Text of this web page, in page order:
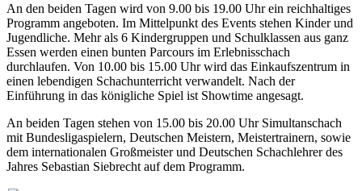
An den beiden Tagen wird von 9.00 bis 19.00 Uhrein reichhaltiges
Programm angeboten. Im Mittelpunkt des Events stehen Kinder und
Jugendliche. Mehr als 6 Kindergruppen und Schulklassen aus ganz
Essen werden einen bunten Parcours im Erlebnisschach
durchlaufen. Von 10.00 bis 15.00 Uhr wird das Einkaufszentrum in
einen lebendigen Schachunterricht verwandelt. Nach der
Einführung in das königliche Spiel ist Showtime angesagt.
An beiden Tagen stehen von 15.00 bis 20.00 Uhr Simultanschach
mit Bundesligaspielern, Deutschen Meistern, Meistertrainern, sowie
dem internationalen Großmeister und Deutschen Schachlehrer des
Jahres Sebastian Siebrecht auf dem Programm.